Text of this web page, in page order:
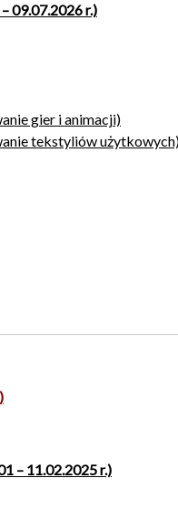
09.07.2026 r.)
gier i animacji)
tekstyliów
– 11.02.2025 r.)